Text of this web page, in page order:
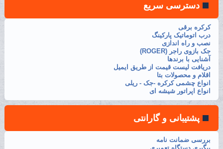
دسترسی سریع
کرکره برقی
درب اتوماتیک پارکینگ
نصب و راه اندازی
جک بازوی راجر (ROGER)
آشنایی با برندها
دریافت لیست قیمت از طریق ایمیل
اقلام و محصولات بتا
انواع چشمی کرکره -جک - ریلی
انواع اپراتور شیشه ای
پشتیبانی و گارانتی
بررسی ضمانت نامه